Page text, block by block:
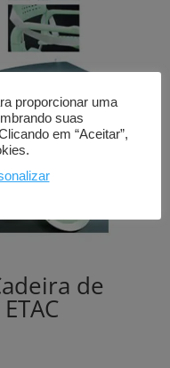
de
proporcionar uma
suas
em “Aceitar”,